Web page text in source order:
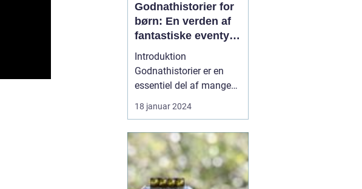
Godnathistorier for
børn: En verden af
fantastiske eventyr
før sengetid
Introduktion
Godnathistorier er en
essentiel del af mange
børns sengetidsrutiner.
Disse fortællinger skaber
øjeblikke mellem
forældre og børn, men
de tilbyder også en
18 januar 2024